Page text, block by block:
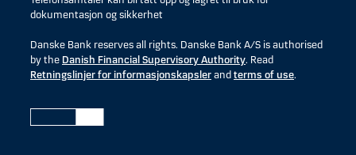
dokumentasjon og sikkerhet
Danske Bank reserves all rights. Danske Bank A/S is authorised
by the Danish Financial Supervisory Authority. Read
Retningslinjer for informasjonskapslerandterms of use.